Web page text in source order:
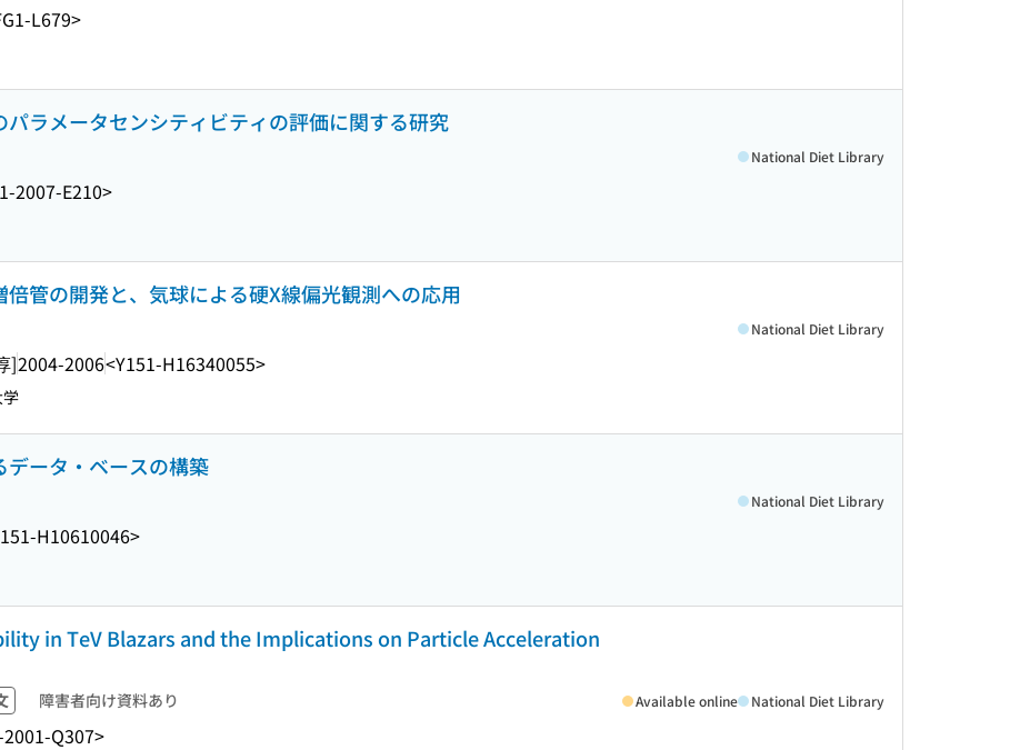
L679>
ラメータセンシティビティの評価に関する研究
2007-E210>
National Diet Library
管の開発と、気球による硬X線偏光観測への応用
]2004-2006<Y151-H16340055>
National Diet Library
ータ・ベースの構築
H10610046>
National Diet Library
in TeV Blazars and the Implications on Particle Acceleration
障害者向け資料あり
Q307>
Available online National Diet Library